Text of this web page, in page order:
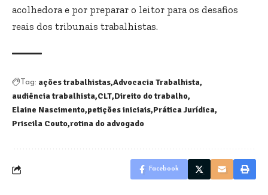
acolhedora e por preparar o leitor para os desafios
reais dos tribunais trabalhistas.
Tag: ações trabalhistas Advocacia Trabalhista
audiência trabalhista CLT Direito do trabalho
Elaine Nascimento petições iniciais Prática Jurídica
Priscila Couto rotina do advogado
Facebook